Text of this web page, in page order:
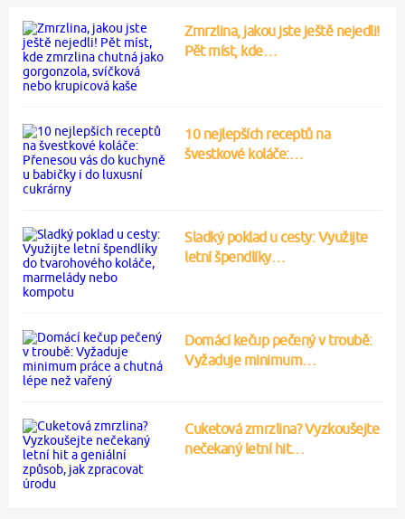
Zmrzlina, jakou jste ještě nejedli!
Pět míst, kde…
10 nejlepších receptů na
švestkové koláče:…
Sladký poklad u cesty: Využijte
letní špendlíky…
Domácí kečup pečený v troubě:
Vyžaduje minimum…
Cuketová zmrzlina? Vyzkoušejte
nečekaný letní hit…